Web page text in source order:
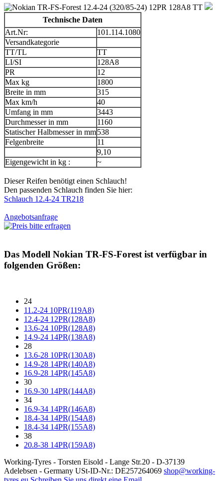
Technische Daten
Art.Nr:
101.114.1080
Versandkategorie
TT/TL
TT
LI/SI
128A8
PR
12
Max kg
1800
Breite in mm
315
Max km/h
40
Umfang in mm
3443
Durchmesser in mm
1160
Statischer Halbmesser in mm538
Felgenbreite
11
9,10
Eigengewicht in kg :
~
Dieser Reifen benötigt einen Schlauch!
Den passenden Schlauch finden Sie hier:
Schlauch 12.4-24 TR218
Angebotsanfrage
Das Modell Nokian TR-FS-Forest ist verfügbar in
folgenden Größen:
24
11.2-24 10PR(119A8)
12.4-24 12PR(128A8)
13.6-24 10PR(128A8)
14.9-24 14PR(138A8)
28
13.6-28 10PR(130A8)
14.9-28 14PR(140A8)
16.9-28 14PR(145A8)
30
16.9-30 14PR(144A8)
34
16.9-34 14PR(146A8)
18.4-34 14PR(154A8)
18.4-34 14PR(155A8)
38
20.8-38 14PR(159A8)
Working-Tyres - Torsten Eisold - Lange Str.20 - D-37139
Adelebsen - Germany USt-ID-Nr.: DE257264069 shop@working-